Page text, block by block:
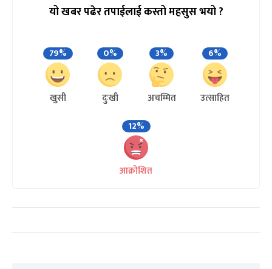
यो खबर पढेर तपाईलाई कस्तो महसुस भयो ?
79%
खुसी
0%
दुःखी
3%
अचम्मित
6%
उत्साहित
12%
आक्रोशित